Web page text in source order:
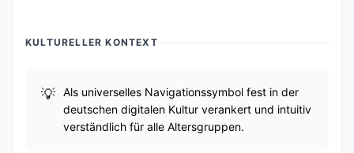
KULTURELLER KONTEXT
Als universelles Navigationssymbol fest in der
deutschen digitalen Kultur verankert und intuitiv
verständlich für alle Altersgruppen.